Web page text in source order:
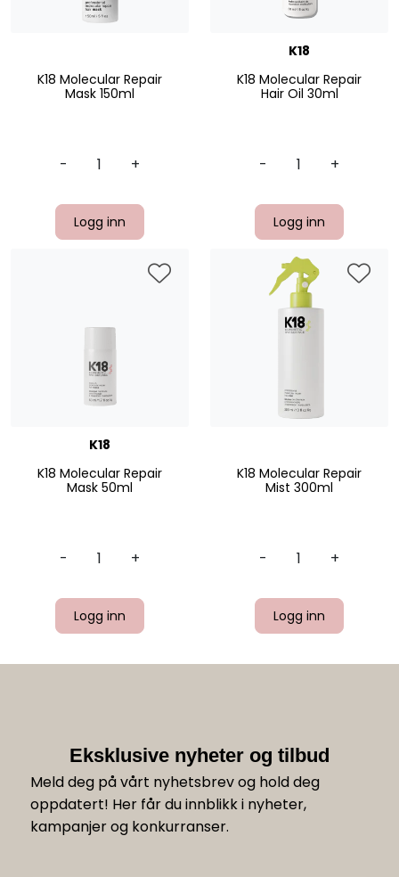
K18 Molecular Repair
Mask 150ml
- +
Logg inn
K18
K18 Molecular Repair
Hair Oil 30ml
- +
Logg inn
K18
K18 Molecular Repair
Mask 50ml
- +
Logg inn
K18 Molecular Repair
Mist 300ml
- +
Logg inn
Eksklusive nyheter og tilbud
Meld deg på vårt nyhetsbrev og hold deg
oppdatert! Her får du innblikk i nyheter,
kampanjer og konkurranser.